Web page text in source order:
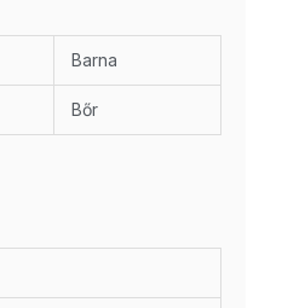
Barna
Bőr